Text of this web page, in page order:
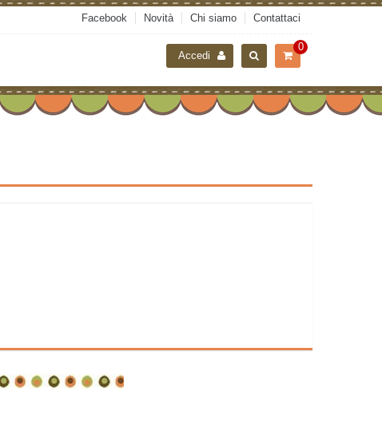
Facebook Novità Chi siamo Contattaci
0
Accedi